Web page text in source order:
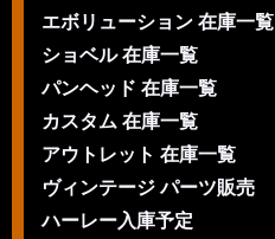
エボリューション 在庫一覧
ショベル 在庫一覧
パンヘッド 在庫一覧
カスタム 在庫一覧
アウトレット 在庫一覧
ヴィンテージ パーツ販売
ハーレー入庫予定